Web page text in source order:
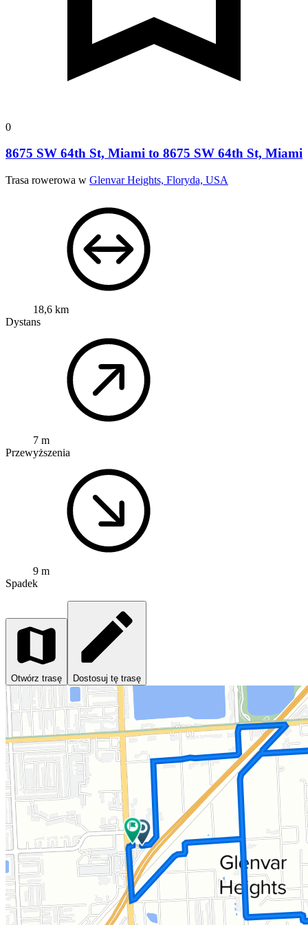
0
8675 SW 64th St, Miami to 8675 SW 64th St, Miami
Trasa rowerowa w Glenvar Heights, Floryda, USA
18,6 km
Dystans
7 m
Przewyższenia
9 m
Spadek
Otwórz trasę Dostosuj tę trasę